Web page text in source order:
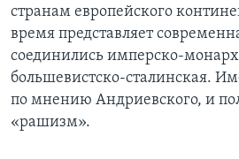
странам европейского
время представляет
соединились имперско-
большевистско-сталинская.
по мнению Андриевского, и
«рашизм».